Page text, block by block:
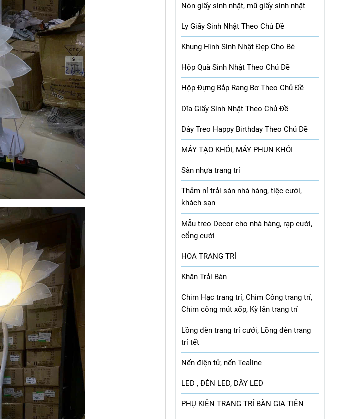
Nón giấy sinh nhật, mũ giấy sinh nhật
Ly Giấy Sinh Nhật Theo Chủ Đề
Khung Hình Sinh Nhật Đẹp Cho Bé
Hộp Quà Sinh Nhật Theo Chủ Đề
Hộp Đựng Bắp Rang Bơ Theo Chủ Đề
Dĩa Giấy Sinh Nhật Theo Chủ Đề
Dây Treo Happy Birthday Theo Chủ Đề
MÁY TẠO KHÓI, MÁY PHUN KHÓI
Sàn nhựa trang trí
Thảm nỉ trải sàn nhà hàng, tiệc cưới,
khách sạn
Mẫu treo Decor cho nhà hàng, rạp cưới,
cổng cưới
HOA TRANG TRÍ
Khăn Trải Bàn
Chim Hạc trang trí, Chim Công trang trí,
Chim công mút xốp, Kỳ lân trang trí
Lồng đèn trang trí cưới, Lồng đèn trang
trí tết
Nến điện tử, nến Tealine
LED , ĐÈN LED, DÂY LED
PHỤ KIỆN TRANG TRÍ BÀN GIA TIÊN